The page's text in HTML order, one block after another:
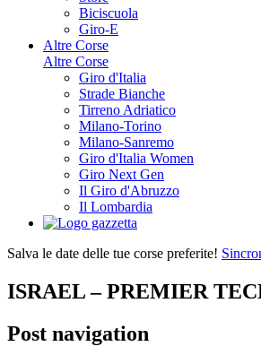
Biciscuola
Giro-E
Altre Corse
Altre Corse
Giro d'Italia
Strade Bianche
Tirreno Adriatico
Milano-Torino
Milano-Sanremo
Giro d'Italia Women
Giro Next Gen
Il Giro d'Abruzzo
Il Lombardia
Salva le date delle tue corse preferite!
ISRAEL – PREMIER
Post navigation